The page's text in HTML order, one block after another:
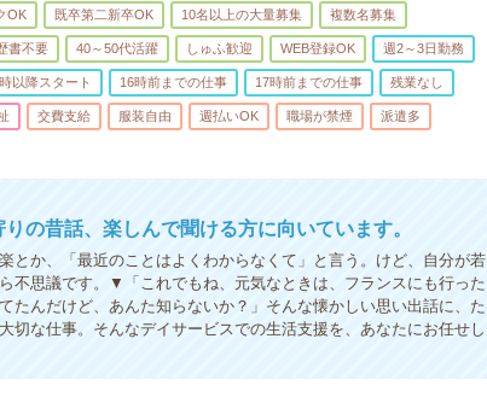
OK 既卒第二新卒OK 10名以上の大量募集 複数名募集
書不要 40～50代活躍 しゅふ歓迎 WEB登録OK 週2～3日勤務
以降スタート 16時前までの仕事 17時前までの仕事 残業なし
交費支給 服装自由 週払いOK 職場が禁煙 派遣多
の昔話、楽しんで聞ける方に向いています。
とか、「最近のことはよくわからなくて」と言う。けど、自分が若
不思議です。▼「これでもね、元気なときは、フランスにも行った
たんだけど、あんた知らないか？」そんな懐かしい思い出話に、た
切な仕事。そんなデイサービスでの生活支援を、あなたにお任せし